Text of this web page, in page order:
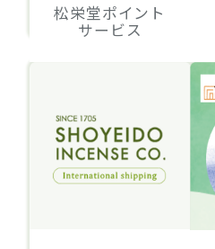
松栄堂ポイント
サービス